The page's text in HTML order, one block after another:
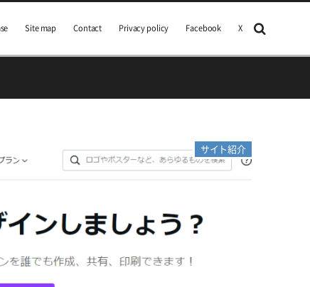
Site map Contact Privacy policy Facebook X
サイト紹介